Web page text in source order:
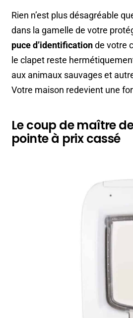
Rien n’est plus désagréable
dans la gamelle de votre
puce d’identificationde votre
le clapet reste
aux animaux sauvages et
Votre maison redevient une
Le coup de maître
pointe à prix cassé